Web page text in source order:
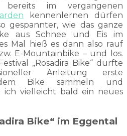
im vergangenen
kennenlernen dürfen
gespannter, wie das ganze
aus Schnee und Eis im
Mal hieß es dann also rauf
E-Mountainbike – und los.
„Rosadira Bike“ durfte
Anleitung erste
Bike sammeln und
ich vielleicht bald ein neues
Bike“ im Eggental